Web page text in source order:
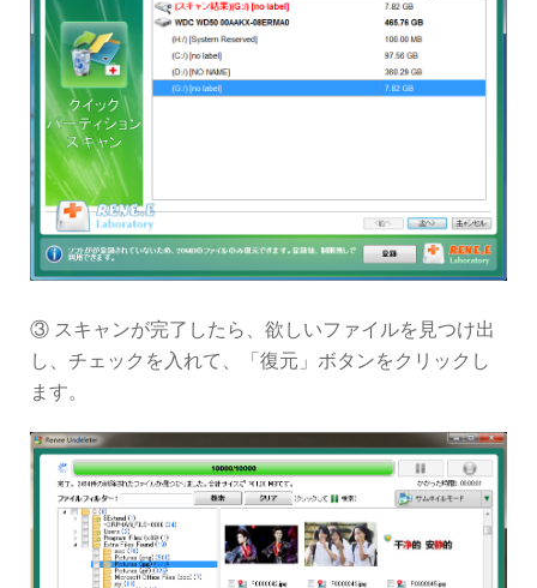
③ スキャンが完了したら、欲しいファイルを見つけ出
し、チェックを入れて、「復元」ボタンをクリックし
ます。